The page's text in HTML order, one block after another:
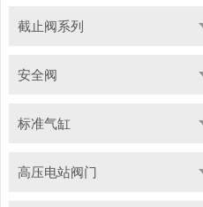
截止阀系列
安全阀
标准气缸
高压电站阀门